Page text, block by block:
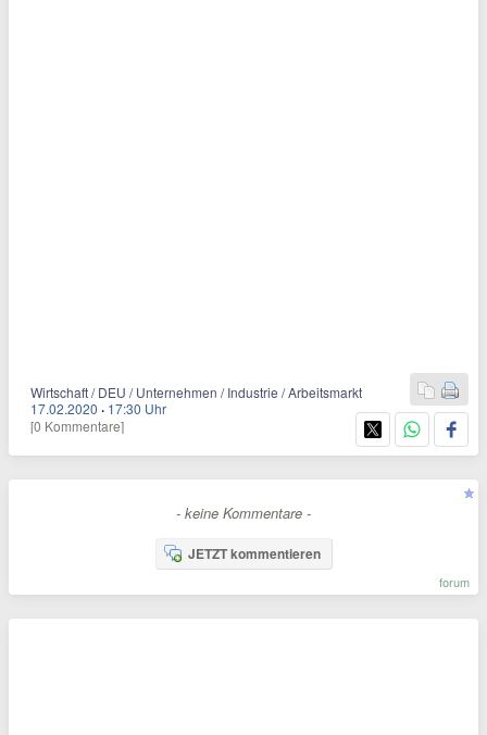
Wirtschaft / DEU / Unternehmen / Industrie / Arbeitsmarkt
17.02.2020 · 17:30 Uhr
[0 Kommentare]
- keine Kommentare -
JETZT kommentieren
forum